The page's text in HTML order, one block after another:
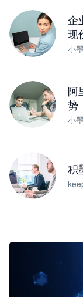
企
现
小
阿
势
小
积